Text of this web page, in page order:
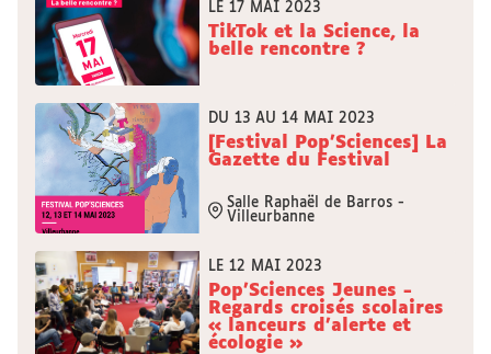
LE 17 MAI 2023
TikTok et la Science, la
belle rencontre ?
DU 13 AU 14 MAI 2023
[Festival Pop’Sciences] La
Gazette du Festival
Salle Raphaël de Barros -
Villeurbanne
LE 12 MAI 2023
Pop'Sciences Jeunes -
Regards croisés scolaires
« lanceurs d’alerte et
écologie »